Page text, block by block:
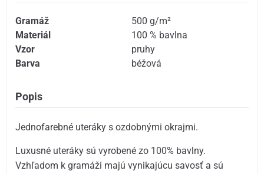
Gramáž
500 g/m²
Materiál
100 % bavlna
Vzor
pruhy
Barva
béžová
Popis
Jednofarebné uteráky s ozdobnými okrajmi.
Luxusné uteráky sú vyrobené zo 100% bavlny.
Vzhľadom k gramáži majú vynikajúcu savosť a sú